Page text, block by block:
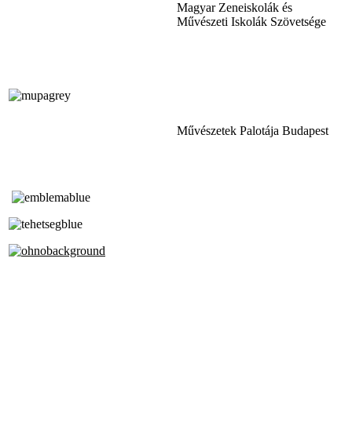
Magyar Zeneiskolák és
Művészeti Iskolák Szövetsége
Művészetek Palotája Budapest